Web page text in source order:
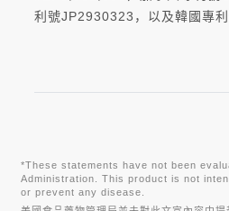
利號JP2930323，以及韓國專
*These statements have not been
Administration. This product is not
or prevent any disease.